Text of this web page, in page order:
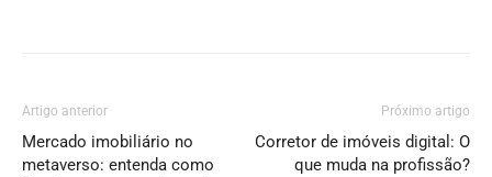
Artigo anterior
Mercado imobiliário no
metaverso: entenda como
Próximo artigo
Corretor de imóveis digital: O
que muda na profissão?